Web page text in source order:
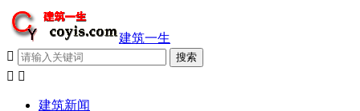
建筑一生

 
建筑新闻